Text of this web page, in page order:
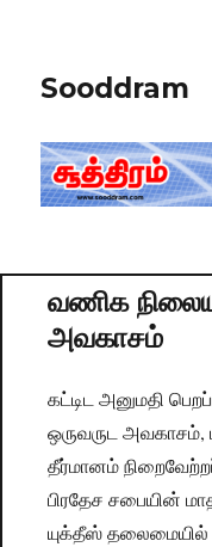
Sooddram
வணிக
அவகாசம்
கட்டிட அனுமதி
ஒருவருட அவகாசம்,
தீர்மானம்
பிரதேச சபையின்
யுக்தீஸ் தலைமையில்